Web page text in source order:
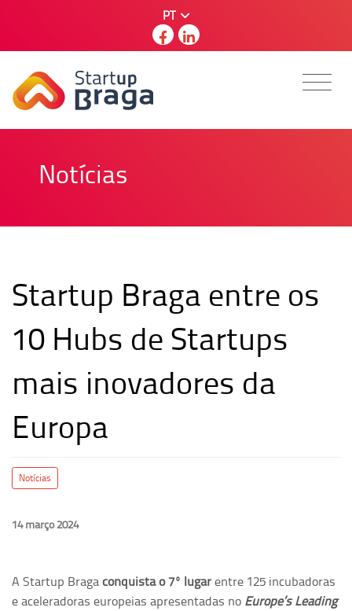
PT
Notícias
Startup Braga entre os
10 Hubs de Startups
mais inovadores da
Europa
Notícias
14 março 2024
A Startup Bragaconquista o 7º lugarentre 125 incubadoras
e aceleradoras europeias apresentadas no Europe’s Leading